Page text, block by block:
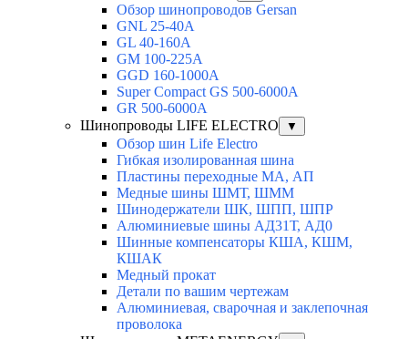
Обзор шинопроводов Gersan
GNL 25-40A
GL 40-160A
GM 100-225A
GGD 160-1000A
Super Compact GS 500-6000A
GR 500-6000A
Шинопроводы LIFE ELECTRO
▼
Обзор шин Life Electro
Гибкая изолированная шина
Пластины переходные МА, АП
Медные шины ШМТ, ШММ
Шинодержатели ШК, ШПП, ШПР
Алюминиевые шины АД31Т, АД0
Шинные компенсаторы КША, КШМ,
КШАК
Медный прокат
Детали по вашим чертежам
Алюминиевая, cварочная и заклепочная
проволока